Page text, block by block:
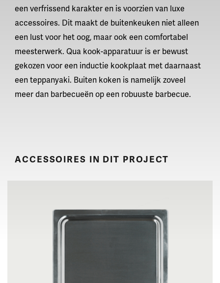
een verfrissend karakter en is voorzien van luxe
accessoires. Dit maakt de buitenkeuken niet alleen
een lust voor het oog, maar ook een comfortabel
meesterwerk. Qua kook-apparatuur is er bewust
gekozen voor een inductie kookplaat met daarnaast
een teppanyaki. Buiten koken is namelijk zoveel
meer dan barbecueën op een robuuste barbecue.
ACCESSOIRES IN DIT PROJECT